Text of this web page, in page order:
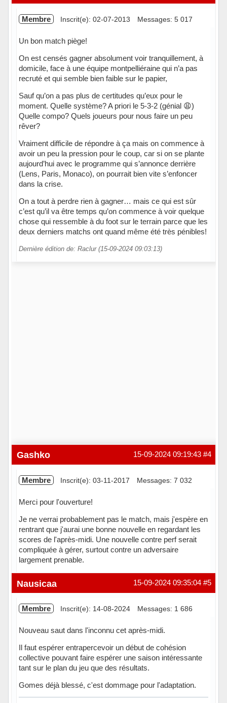
Membre Inscrit(e): 02-07-2013 Messages: 5 017
Un bon match piège!
On est censés gagner absolument voir tranquillement, à
domicile, face à une équipe montpelliéraine qui n’a pas
recruté et qui semble bien faible sur le papier,
Sauf qu’on a pas plus de certitudes qu’eux pour le
moment. Quelle système? A priori le 5-3-2 (génial 😩)
Quelle compo? Quels joueurs pour nous faire un peu
rêver?
Vraiment difficile de répondre à ça mais on commence à
avoir un peu la pression pour le coup, car si on se plante
aujourd’hui avec le programme qui s’annonce derrière
(Lens, Paris, Monaco), on pourrait bien vite s’enfoncer
dans la crise.
On a tout à perdre rien à gagner… mais ce qui est sûr
c’est qu’il va être temps qu’on commence à voir quelque
chose qui ressemble à du foot sur le terrain parce que les
deux derniers matchs ont quand même été très pénibles!
Dernière édition de: Raclur (15-09-2024 09:03:13)
#4
15-09-2024 09:19:43
Gashko
Membre Inscrit(e): 03-11-2017 Messages: 7 032
Merci pour l'ouverture!
Je ne verrai probablement pas le match, mais j'espère en
rentrant que j'aurai une bonne nouvelle en regardant les
scores de l'après-midi. Une nouvelle contre perf serait
compliquée à gérer, surtout contre un adversaire
largement prenable.
Hors ligne #5
15-09-2024 09:35:04
Nausicaa
Membre Inscrit(e): 14-08-2024 Messages: 1 686
Nouveau saut dans l'inconnu cet après-midi.
Il faut espérer entrapercevoir un début de cohésion
collective pouvant faire espérer une saison intéressante
tant sur le plan du jeu que des résultats.
Gomes déjà blessé, c'est dommage pour l'adaptation.